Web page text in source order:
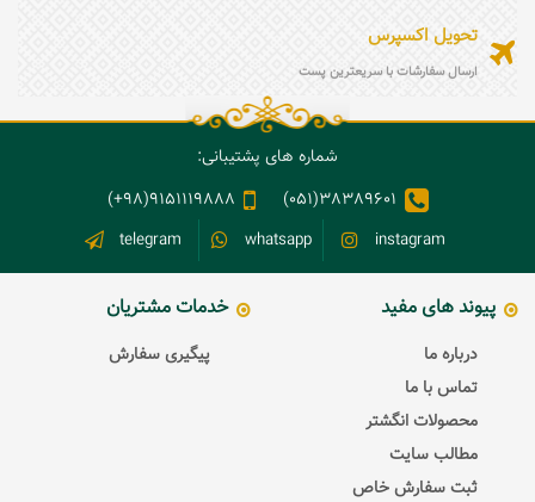
تحویل اکسپرس
ارسال سفارشات با سریعترین پست
شماره های پشتیبانی:
38389601(051)
9151119888(98+)
instagram
whatsapp
telegram
پیوند های مفید
درباره ما
تماس با ما
محصولات انگشتر
مطالب سایت
ثبت سفارش خاص
خدمات مشتریان
پیگیری سفارش